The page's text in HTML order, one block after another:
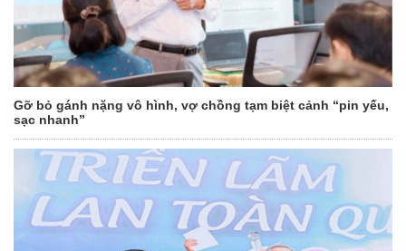
Gỡ bỏ gánh nặng vô hình, vợ chồng tạm biệt cảnh “pin yếu,
sạc nhanh”